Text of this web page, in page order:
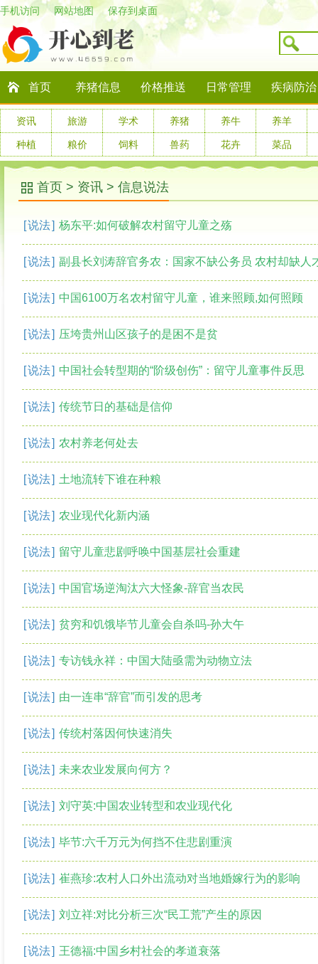
手机访问 网站地图 保存到桌面
首页 养猪信息 价格推送 日常管理 疾病防治
资讯 旅游 学术 养猪 养牛 养羊
种植 粮价 饲料 兽药 花卉 菜品
首页 > 资讯 > 信息说法
[说法] 杨东平:如何破解农村留守儿童之殇
[说法] 副县长刘涛辞官务农：国家不缺公务员 农村却缺人
[说法] 中国6100万名农村留守儿童，谁来照顾,如何照顾
[说法] 压垮贵州山区孩子的是困不是贫
[说法] 中国社会转型期的“阶级创伤”：留守儿童事件反思
[说法] 传统节日的基础是信仰
[说法] 农村养老何处去
[说法] 土地流转下谁在种粮
[说法] 农业现代化新内涵
[说法] 留守儿童悲剧呼唤中国基层社会重建
[说法] 中国官场逆淘汰六大怪象-辞官当农民
[说法] 贫穷和饥饿毕节儿童会自杀吗-孙大午
[说法] 专访钱永祥：中国大陆亟需为动物立法
[说法] 由一连串“辞官”而引发的思考
[说法] 传统村落因何快速消失
[说法] 未来农业发展向何方？
[说法] 刘守英:中国农业转型和农业现代化
[说法] 毕节:六千万元为何挡不住悲剧重演
[说法] 崔燕珍:农村人口外出流动对当地婚嫁行为的影响
[说法] 刘立祥:对比分析三次“民工荒”产生的原因
[说法] 王德福:中国乡村社会的孝道衰落